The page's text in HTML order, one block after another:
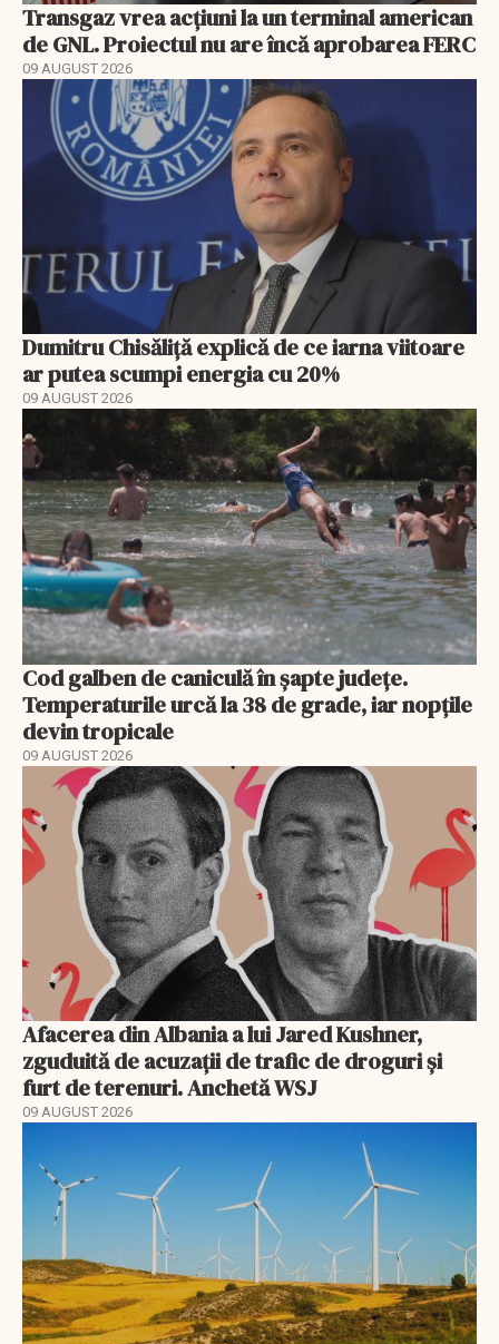
Transgaz vrea acțiuni la un terminal american
de GNL. Proiectul nu are încă aprobarea FERC
09 AUGUST 2026
Dumitru Chisăliță explică de ce iarna viitoare
ar putea scumpi energia cu 20%
09 AUGUST 2026
Cod galben de caniculă în șapte județe.
Temperaturile urcă la 38 de grade, iar nopțile
devin tropicale
09 AUGUST 2026
Afacerea din Albania a lui Jared Kushner,
zguduită de acuzații de trafic de droguri și
furt de terenuri. Anchetă WSJ
09 AUGUST 2026